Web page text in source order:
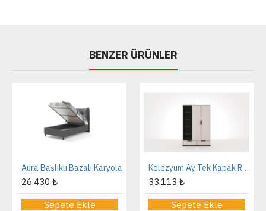
BENZER ÜRÜNLER
Aura Başlıklı Bazalı Karyola
26.430 ₺
Sepete Ekle
Kolezyum Ay Tek Kapak Reflekte Dolap
33.113 ₺
Sepete Ekle